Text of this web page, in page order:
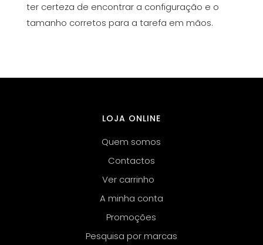
ter certeza de encontrar a configuração e o
tamanho corretos para a tarefa em mãos.
LOJA ONLINE
Quem somos
Contactos
Ver carrinho
A minha conta
Promoções
Pesquisa por marcas